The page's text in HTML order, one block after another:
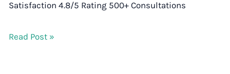
Satisfaction 4.8/5 Rating 500+ Consultations
Read Post »